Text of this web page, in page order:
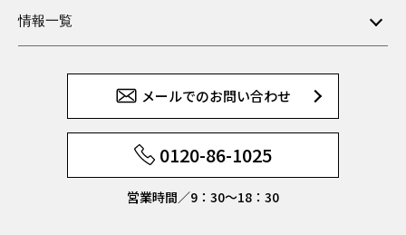
情報一覧
メールでのお問い合わせ
0120-86-1025
営業時間／9：30〜18：30